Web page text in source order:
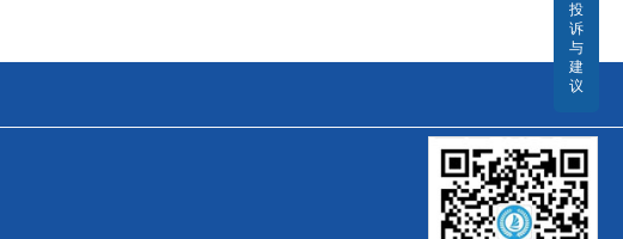
投
诉
与
建
议